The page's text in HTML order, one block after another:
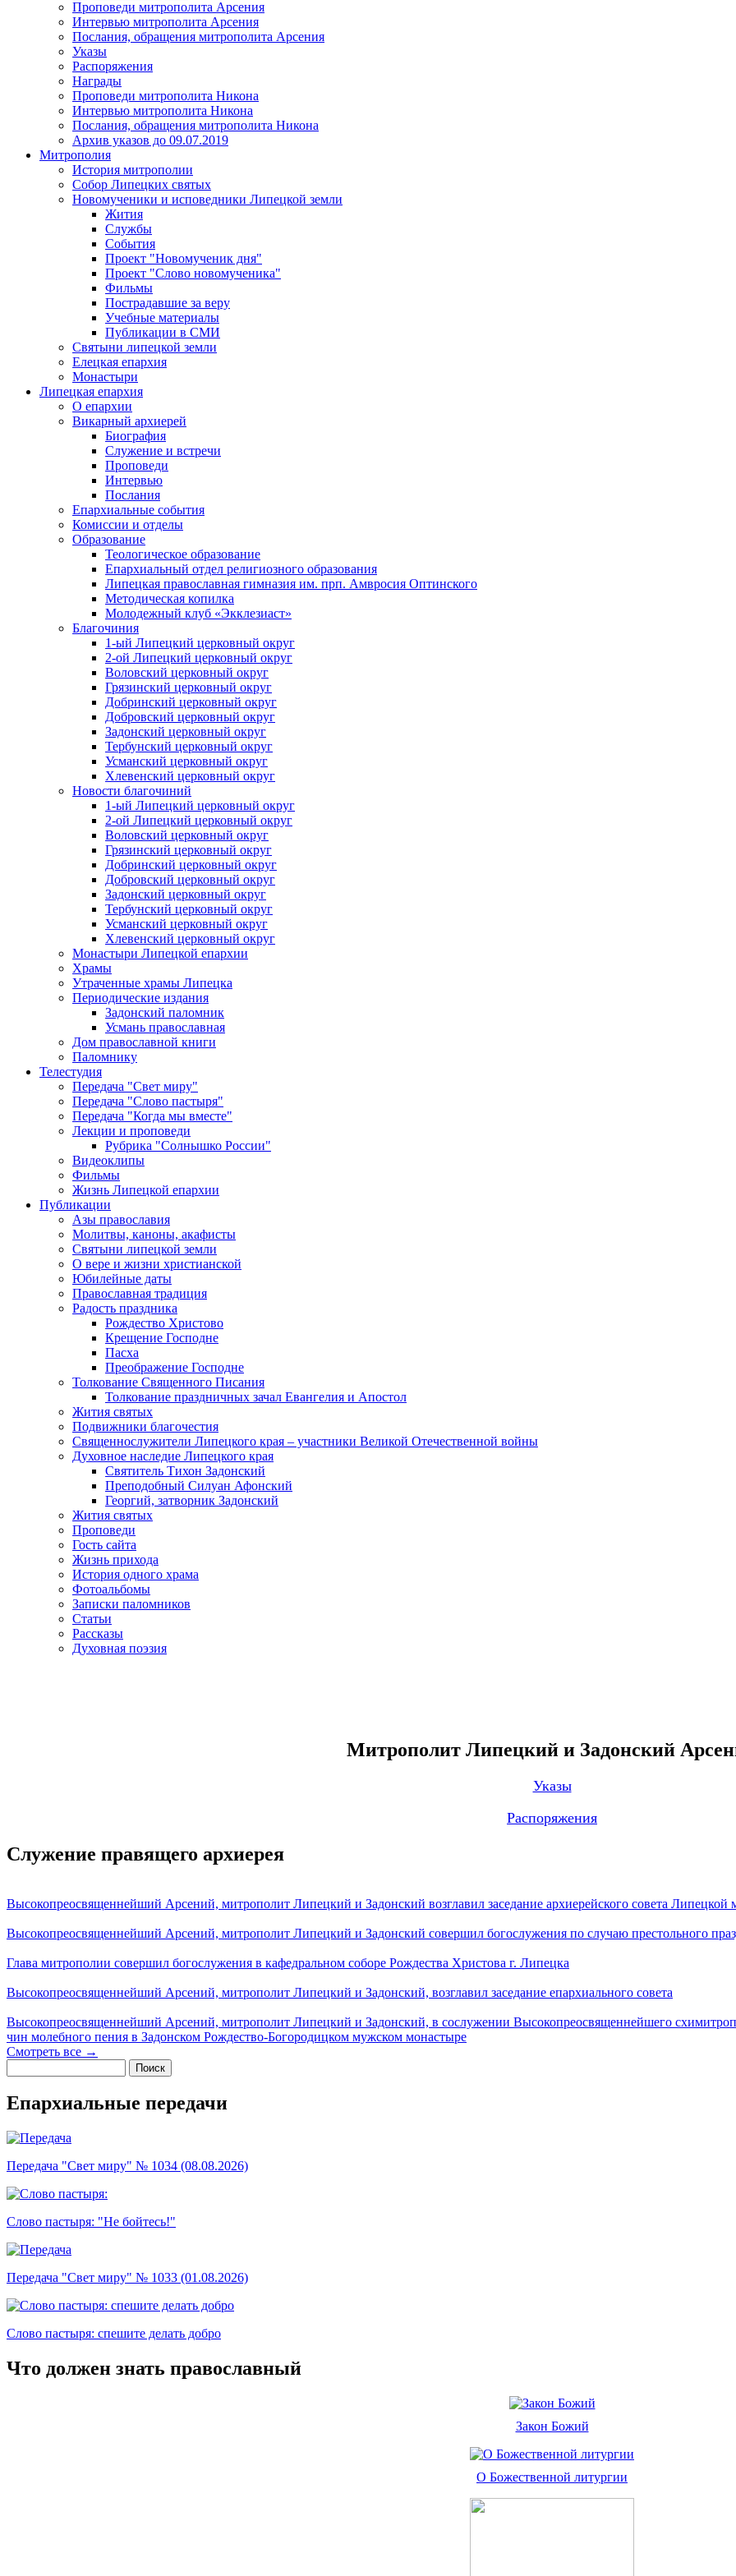
Проповеди митрополита Арсения
Интервью митрополита Арсения
Послания, обращения митрополита Арсения
Указы
Распоряжения
Награды
Проповеди митрополита Никона
Интервью митрополита Никона
Послания, обращения митрополита Никона
Архив указов до 09.07.2019
Митрополия
История митрополии
Собор Липецких святых
Новомученики и исповедники Липецкой земли
Жития
Службы
События
Проект "Новомученик дня"
Проект "Слово новомученика"
Фильмы
Пострадавшие за веру
Учебные материалы
Публикации в СМИ
Святыни липецкой земли
Елецкая епархия
Монастыри
Липецкая епархия
О епархии
Викарный архиерей
Биография
Служение и встречи
Проповеди
Интервью
Послания
Епархиальные события
Комиссии и отделы
Образование
Теологическое образование
Епархиальный отдел религиозного образования
Липецкая православная гимназия им. прп. Амвросия Оптинского
Методическая копилка
Молодежный клуб «Экклезиаст»
Благочиния
1-ый Липецкий церковный округ
2-ой Липецкий церковный округ
Воловский церковный округ
Грязинский церковный округ
Добринский церковный округ
Добровский церковный округ
Задонский церковный округ
Тербунский церковный округ
Усманский церковный округ
Хлевенский церковный округ
Новости благочиний
1-ый Липецкий церковный округ
2-ой Липецкий церковный округ
Воловский церковный округ
Грязинский церковный округ
Добринский церковный округ
Добровский церковный округ
Задонский церковный округ
Тербунский церковный округ
Усманский церковный округ
Хлевенский церковный округ
Монастыри Липецкой епархии
Храмы
Утраченные храмы Липецка
Периодические издания
Задонский паломник
Усмань православная
Дом православной книги
Паломнику
Телестудия
Передача "Свет миру"
Передача "Слово пастыря"
Передача "Когда мы вместе"
Лекции и проповеди
Рубрика "Солнышко России"
Видеоклипы
Фильмы
Жизнь Липецкой епархии
Публикации
Азы православия
Молитвы, каноны, акафисты
Святыни липецкой земли
О вере и жизни христианской
Юбилейные даты
Православная традиция
Радость праздника
Рождество Христово
Крещение Господне
Пасха
Преображение Господне
Толкование Священного Писания
Толкование праздничных зачал Евангелия и Апостол
Жития святых
Подвижники благочестия
Священнослужители Липецкого края – участники Великой Отечественной войны
Духовное наследие Липецкого края
Святитель Тихон Задонский
Преподобный Силуан Афонский
Георгий, затворник Задонский
Жития святых
Проповеди
Гость сайта
Жизнь прихода
История одного храма
Фотоальбомы
Записки паломников
Статьи
Рассказы
Духовная поэзия
Митрополит Липецкий и Задонский
Указы
Распоряжения
Служение правящего архиерея
Высокопреосвященнейший Арсений, митрополит Липецкий и Задонский возглавил заседание архиерейского совета Липецкой
Высокопреосвященнейший Арсений, митрополит Липецкий и Задонский совершил богослужения по случаю престольного
Глава митрополии совершил богослужения в кафедральном соборе Рождества Христова г. Липецка
Высокопреосвященнейший Арсений, митрополит Липецкий и Задонский, возглавил заседание епархиального совета
Высокопреосвященнейший Арсений, митрополит Липецкий и Задонский, в сослужении Высокопреосвященнейшего
чин молебного пения в Задонском Рождество-Богородицком мужском монастыре
Смотреть все →
Епархиальные передачи
Передача "Свет миру" № 1034 (08.08.2026)
Слово пастыря: "Не бойтесь!"
Передача "Свет миру" № 1033 (01.08.2026)
Слово пастыря: спешите делать добро
Что должен знать православный
Закон Божий
О Божественной литургии